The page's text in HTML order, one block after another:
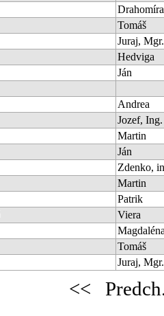
Drahomíra
Tomáš
Juraj, Mgr.
Hedviga
Ján
Andrea
Jozef, Ing.
Martin
Ján
Zdenko,
Martin
Patrik
Viera
Tomáš
Juraj, Mgr.
<<